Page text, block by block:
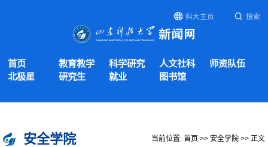
科大主页 搜索
首页 教育教学 科学研究 人文社科
师资队伍
北极星
研究生 就业 图书馆
安全学院 当前位置: 首页 >> 安全学院 >> 正文